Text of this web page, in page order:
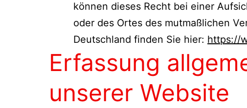
können dieses Recht bei einer
oder des Ortes des mutmaßlichen
Deutschland finden Sie hier: https://
Erfassung
unserer Website